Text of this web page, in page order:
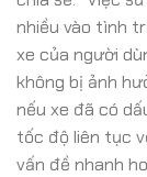
nhiều vào tình
xe của người
không bị ảnh
nếu xe đã có
tốc độ liên tục
vấn đề nhanh